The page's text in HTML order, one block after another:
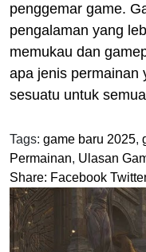
penggemar game.
pengalaman yang
memukau dan
apa jenis permainan
sesuatu untuk
Tags: game baru 2025,
Permainan, Ulasan
Share: Facebook